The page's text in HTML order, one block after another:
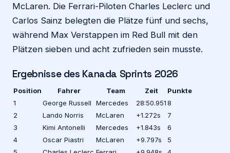
McLaren. Die Ferrari-Piloten Charles Leclerc und
Carlos Sainz belegten die Plätze fünf und sechs,
während Max Verstappen im Red Bull mit den
Plätzen sieben und acht zufrieden sein musste.
Ergebnisse des Kanada Sprints 2026
Position Fahrer Team Zeit
Punkte
1
George Russell Mercedes 28:50.9518
2
Lando Norris McLaren +1.272s
7
3
Kimi Antonelli Mercedes +1.843s
6
4
Oscar Piastri McLaren +9.797s
5